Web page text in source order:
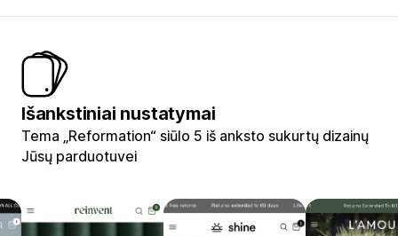
Išankstiniai nustatymai
Tema „Reformation“ siūlo 5 iš anksto sukurtų dizainų
Jūsų parduotuvei